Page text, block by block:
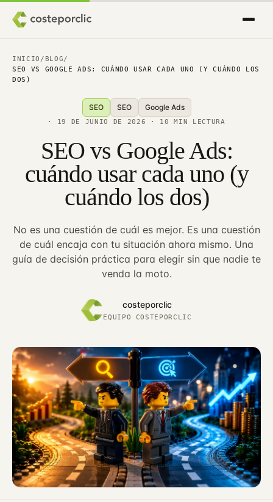
INICIO / BLOG/
SEO VS GOOGLE ADS: CUÁNDO USAR CADA UNO (Y CUÁNDO LOS
DOS)
SEO SEO Google Ads
· 19 DE JUNIO DE 2026 · 10 MIN LECTURA
SEO vs Google Ads:
cuándo usar cada uno (y
cuándo los dos)
No es una cuestión de cuál es mejor. Es una cuestión
de cuál encaja con tu situación ahora mismo. Una
guía de decisión práctica para elegir sin que nadie te
venda la moto.
costeporclic
EQUIPO COSTEPORCLIC